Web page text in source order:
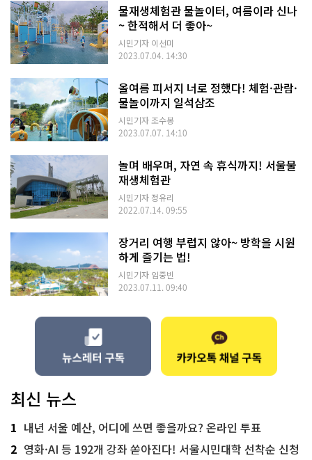
물재생체험관 물놀이터, 여름이라 신나
~ 한적해서 더 좋아~
시민기자 이선미
2023.07.04. 14:30
올여름 피서지 너로 정했다! 체험·관람·
물놀이까지 일석삼조
시민기자 조수봉
2023.07.07. 14:10
놀며 배우며, 자연 속 휴식까지! 서울물
재생체험관
시민기자 정유리
2022.07.14. 09:55
장거리 여행 부럽지 않아~ 방학을 시원
하게 즐기는 법!
시민기자 임중빈
2023.07.11. 09:40
최신 뉴스
1 내년 서울 예산, 어디에 쓰면 좋을까요? 온라인 투표
2 영화·AI 등 192개 강좌 쏟아진다! 서울시민대학 선착순 신청